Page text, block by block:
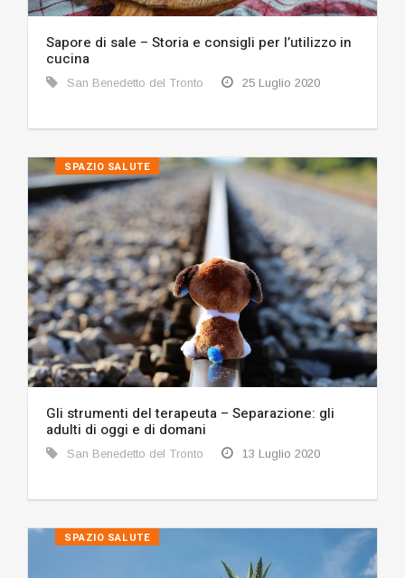
Sapore di sale – Storia e consigli per l’utilizzo in
cucina
San Benedetto del Tronto 25 Luglio 2020
SPAZIO SALUTE
Gli strumenti del terapeuta – Separazione: gli
adulti di oggi e di domani
San Benedetto del Tronto 13 Luglio 2020
SPAZIO SALUTE